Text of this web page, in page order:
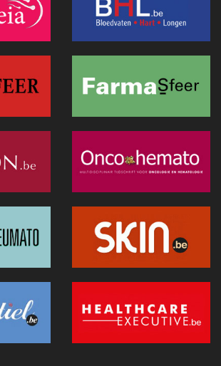
foetale chirurgie bij
de gezondheidszorg (UEMS 2026)
voor technologie en innovatie
innovatie die wonden in 3D